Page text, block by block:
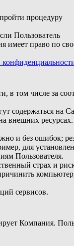
процедуру
Пользователь
имеет право по
в том числе за
содержаться на
внешних ресурсах.
и без ошибок;
для
Пользователя.
страх и
сервисов.
Компания.